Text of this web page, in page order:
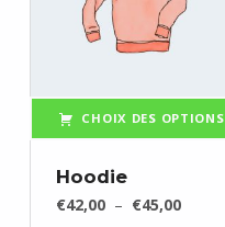
CHOIX DES OPTIONS
Hoodie
€42,00 – €45,00Plage de prix : €42,00 à €45,00